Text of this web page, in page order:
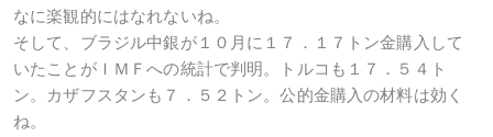
なに楽観的にはなれないね。
そして、ブラジル中銀が１０月に１７．１７トン金購入して
いたことがＩＭＦへの統計で判明。トルコも１７．５４ト
ン。カザフスタンも７．５２トン。公的金購入の材料は効く
ね。